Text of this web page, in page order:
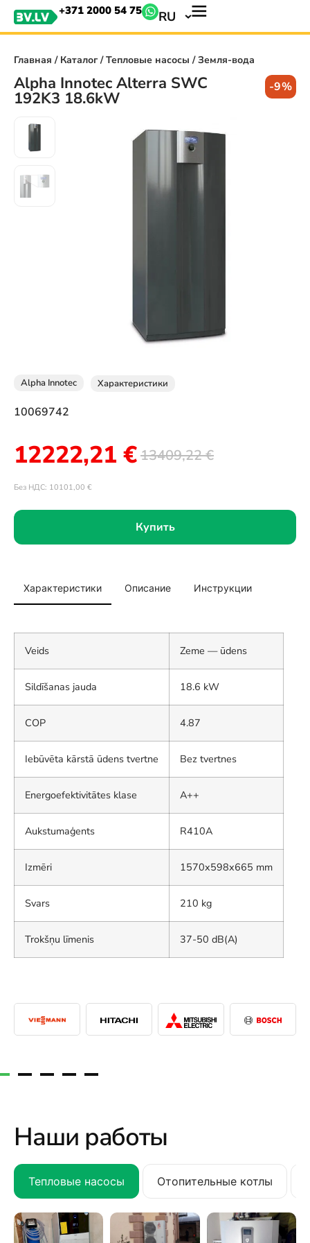
+371 2000 54 75 RU
Главная / Каталог/Тепловые насосы / Земля-вода
Alpha Innotec Alterra SWC
192K3 18.6kW
-9%
Alpha Innotec Характеристики
10069742
13409,22€
12222,21 €
Без НДС: 10101,00 €
Купить
Характеристики Описание Инструкции
Veids Zeme — ūdens
Sildīšanas jauda 18.6 kW
COP 4.87
Iebūvēta kārstā ūdens tvertne Bez tvertnes
Energoefektivitātes klase A++
Aukstumaģents R410A
Izmēri 1570x598x665 mm
Svars 210 kg
Trokšņu līmenis 37-50 dB(A)
Наши работы
Тепловые насосы Отопительные котлы